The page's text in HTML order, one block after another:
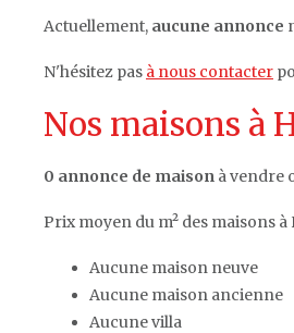
Actuellement, aucune annonce
N'hésitez pas à nous contacter
Nos maisons à
0 annonce de maison à vendre
Prix moyen du m² des maisons
Aucune maison neuve
Aucune maison ancienne
Aucune villa